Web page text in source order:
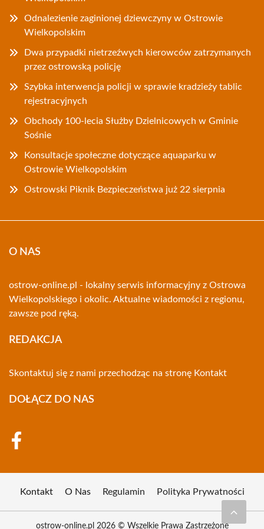
Odnalezienie zaginionej dziewczyny w Ostrowie
Wielkopolskim
Dwa przypadki nietrzeźwych kierowców zatrzymanych
przez ostrowską policję
Szybka interwencja policji w sprawie kradzieży tablic
rejestracyjnych
Obchody 100-lecia Służby Dzielnicowych w Gminie
Sośnie
Konsultacje społeczne dotyczące aquaparku w
Ostrowie Wielkopolskim
Ostrowski Piknik Bezpieczeństwa już 22 sierpnia
O NAS
ostrow-online.pl - lokalny serwis informacyjny z Ostrowa
Wielkopolskiego i okolic. Aktualne wiadomości z regionu,
zawsze pod ręką.
REDAKCJA
Skontaktuj się z nami przechodząc na stronę Kontakt
DOŁĄCZ DO NAS
Kontakt O Nas Regulamin Polityka Prywatności
ostrow-online.pl 2026 © Wszelkie Prawa Zastrzeżone